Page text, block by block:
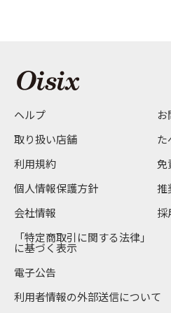
ヘルプ
取り扱い店舗
た
利用規約
免
個人情報保護方針
推
会社情報
採
「特定商取引に関する法律」
に基づく表示
電子公告
利用者情報の外部送信について